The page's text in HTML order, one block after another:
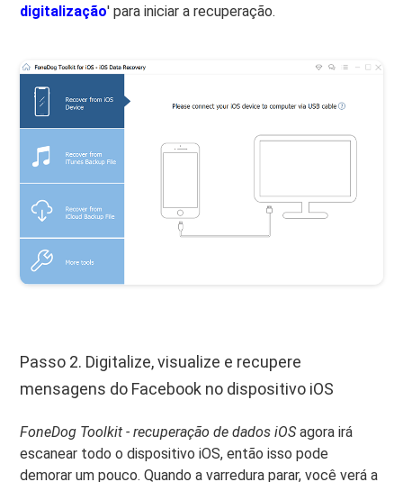
digitalização' para iniciar a recuperação.
Passo 2. Digitalize, visualize e recupere
mensagens do Facebook no dispositivo iOS
FoneDog Toolkit - recuperação de dados iOSagora irá
escanear todo o dispositivo iOS, então isso pode
demorar um pouco. Quando a varredura parar, você verá a